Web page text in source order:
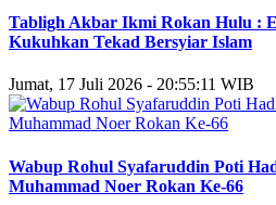
Tabligh Akbar Ikmi Rokan Hulu :
Kukuhkan Tekad Bersyiar Islam
Jumat, 17 Juli 2026 - 20:55:11 WIB
Wabup Rohul Syafaruddin Poti
Muhammad Noer Rokan Ke-66